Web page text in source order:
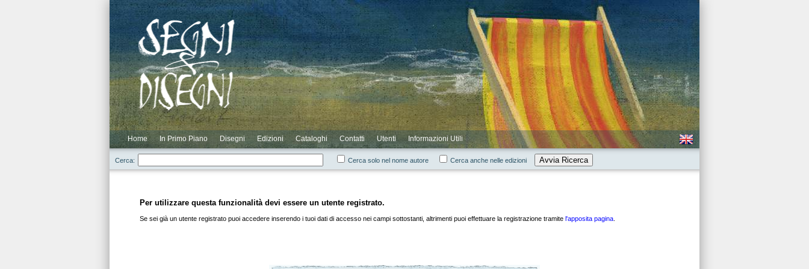
Home In Primo Piano Disegni Edizioni Cataloghi Contatti Utenti Informazioni Utili
Novità
Scontati
Elenco Completo
Elenco Autori
Elenco Cataloghi
Elenco Residui
Login
Registrazione
Cerca: Cerca solo nel nome autore Cerca anche nelle edizioni Avvia Ricerca
Per utilizzare questa funzionalità devi essere un utente registrato.
Se sei già un utente registrato puoi accedere inserendo i tuoi dati di accesso nei campi sottostanti, altrimenti puoi effettuare la registrazione tramite l'apposita pagina